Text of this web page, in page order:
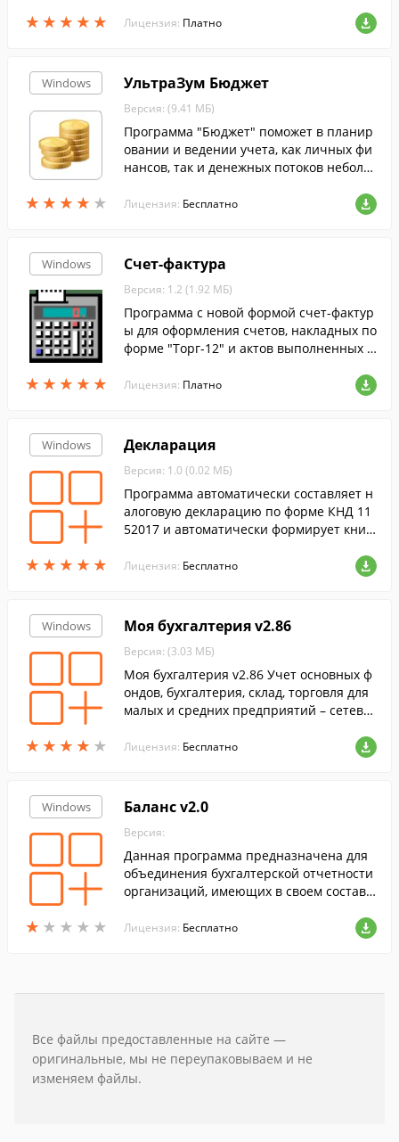
★ ★ ★ ★ ★
★ ★ ★ ★ ★
вок,налоги и прочие затрат.
Лицензия: Платно
Windows
★ ★ ★ ★ ★
★ ★ ★ ★ ★
УльтраЗум Бюджет
Версия: (9.41 МБ)
Программа "Бюджет" поможет в планир
овании и ведении учета, как личных фи
нансов, так и денежных потоков неболь
Лицензия: Бесплатно
Windows
★ ★ ★ ★ ★
★ ★ ★ ★ ★
Счет-фактура
Версия: 1.2 (1.92 МБ)
Программа с новой формой счет-фактур
ы для оформления счетов, накладных по
форме "Торг-12" и актов выполненных р
Лицензия: Платно
Windows
★ ★ ★ ★ ★
★ ★ ★ ★ ★
Декларация
Версия: 1.0 (0.02 МБ)
Программа автоматически составляет н
алоговую декларацию по форме КНД 11
52017 и автоматически формирует книг
Лицензия: Бесплатно
Windows
★ ★ ★ ★ ★
★ ★ ★ ★ ★
Моя бухгалтерия v2.86
Версия: (3.03 МБ)
Моя бухгалтерия v2.86 Учет основных ф
ондов, бухгалтерия, склад, торговля для
малых и средних предприятий – сетева
Лицензия: Бесплатно
Windows
★ ★ ★ ★ ★
★ ★ ★ ★ ★
Баланс v2.0
Версия:
Данная программа предназначена для
объединения бухгалтерской отчетности
организаций, имеющих в своем составе
Лицензия: Бесплатно
Все файлы предоставленные на сайте —
оригинальные, мы не переупаковываем и не
изменяем файлы.